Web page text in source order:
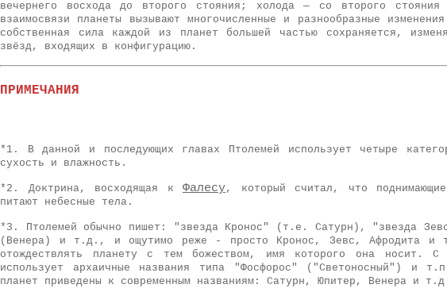
вечернего восхода до второго стояния; холода — со второго
взаимосвязи планеты вызывают многочисленные и разнообразные
собственная сила каждой из планет большей частью сохраняется,
звёзд, входящих в конфигурацию.
ПРИМЕЧАНИЯ
*1. В данной и последующих главах Птолемей использует четыре
сухость и влажность.
*2. Доктрина, восходящая к Фалесу, который считал, что
питают небесные тела.
* 3. Птолемей обычно пишет: "звезда Кронос" (т.е. Сатурн), "звезда
(Венера) и т.д., и ощутимо реже - просто Кронос, Зевс, Афродита и
отождествлять планету с тем божеством, имя которого она носит.
использует архаичные названия типа "Фосфорос" ("Светоносный") и
планет приведены к современным названиям: Сатурн, Юпитер, Венера и